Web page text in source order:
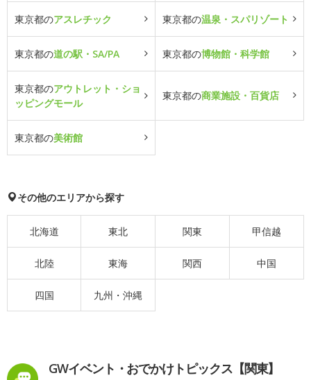
東京都のアスレチック 東京都の温泉・スパリゾート
東京都の道の駅・SA/PA 東京都の博物館・科学館
東京都のアウトレット・ショ
ッピングモール
東京都の商業施設・百貨店
東京都の美術館
その他のエリアから探す
北海道 東北 関東 甲信越
北陸 東海 関西 中国
四国 九州・沖縄
GWイベント・おでかけトピックス【関東】